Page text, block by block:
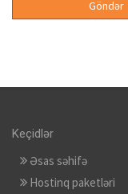
Keçidlər
Əsas səhifə
Hostinq paketləri